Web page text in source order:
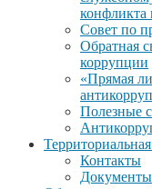
конфликта
Совет по
Обратная
коррупции
«Прямая
Полезные
Контакты
Документы